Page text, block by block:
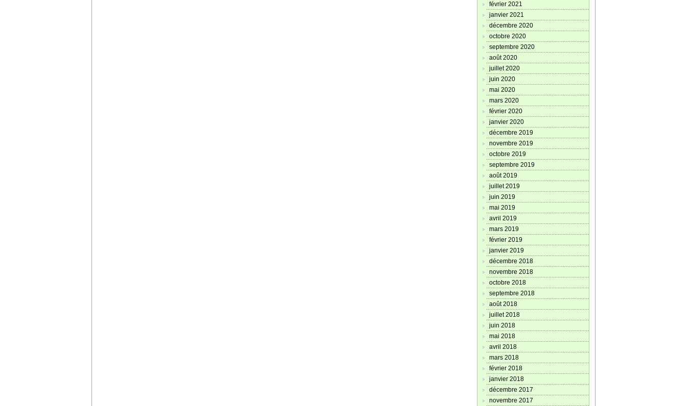
février 2021
janvier 2021
décembre 2020
octobre 2020
septembre 2020
août 2020
juillet 2020
juin 2020
mai 2020
mars 2020
février 2020
janvier 2020
décembre 2019
novembre 2019
octobre 2019
septembre 2019
août 2019
juillet 2019
juin 2019
mai 2019
avril 2019
mars 2019
février 2019
janvier 2019
décembre 2018
novembre 2018
octobre 2018
septembre 2018
août 2018
juillet 2018
juin 2018
mai 2018
avril 2018
mars 2018
février 2018
janvier 2018
décembre 2017
novembre 2017